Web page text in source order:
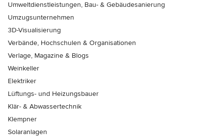
Umweltdienstleistungen, Bau- & Gebäudesanierung
Umzugsunternehmen
3D-Visualisierung
Verbände, Hochschulen & Organisationen
Verlage, Magazine & Blogs
Weinkeller
Elektriker
Lüftungs- und Heizungsbauer
Klär- & Abwassertechnik
Klempner
Solaranlagen